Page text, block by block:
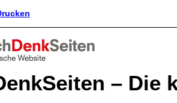
– Die